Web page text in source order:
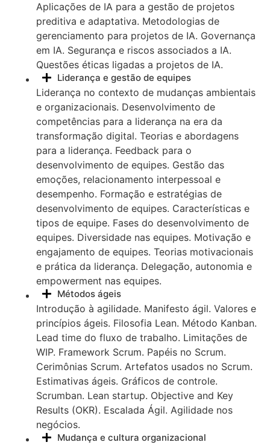
Aplicações de IA para a gestão de projetos
preditiva e adaptativa. Metodologias de
gerenciamento para projetos de IA. Governança
em IA. Segurança e riscos associados a IA.
Questões éticas ligadas a projetos de IA.
Liderança e gestão de equipes
Liderança no contexto de mudanças ambientais
e organizacionais. Desenvolvimento de
competências para a liderança na era da
transformação digital. Teorias e abordagens
para a liderança. Feedback para o
desenvolvimento de equipes. Gestão das
emoções, relacionamento interpessoal e
desempenho. Formação e estratégias de
desenvolvimento de equipes. Características e
tipos de equipe. Fases do desenvolvimento de
equipes. Diversidade nas equipes. Motivação e
engajamento de equipes. Teorias motivacionais
e prática da liderança. Delegação, autonomia e
empowerment nas equipes.
Métodos ágeis
Introdução à agilidade. Manifesto ágil. Valores e
princípios ágeis. Filosofia Lean. Método Kanban.
Lead time do fluxo de trabalho. Limitações de
WIP. Framework Scrum. Papéis no Scrum.
Cerimônias Scrum. Artefatos usados no Scrum.
Estimativas ágeis. Gráficos de controle.
Scrumban. Lean startup. Objective and Key
Results (OKR). Escalada Ágil. Agilidade nos
negócios.
Mudança e cultura organizacional